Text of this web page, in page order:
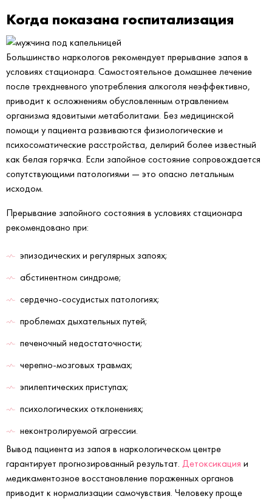
Когда показана госпитализация
Большинство наркологов рекомендует прерывание запоя в
условиях стационара. Самостоятельное домашнее лечение
после трехдневного употребления алкоголя неэффективно,
приводит к осложнениям обусловленным отравлением
организма ядовитыми метаболитами. Без медицинской
помощи у пациента развиваются физиологические и
психосоматические расстройства, делирий более известный
как белая горячка. Если запойное состояние сопровождается
сопутствующими патологиями — это опасно летальным
исходом.
Прерывание запойного состояния в условиях стационара
рекомендовано при:
эпизодических и регулярных запоях;
абстинентном синдроме;
сердечно-сосудистых патологиях;
проблемах дыхательных путей;
печеночный недостаточности;
черепно-мозговых травмах;
эпилептических приступах;
психологических отклонениях;
неконтролируемой агрессии.
Вывод пациента из запоя в наркологическом центре
гарантирует прогнозированный результат. Детоксикация и
медикаментозное восстановление пораженных органов
приводит к нормализации самочувствия. Человеку проще